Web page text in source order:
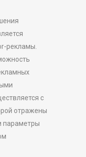
рекламы.
с
отражены
параметры